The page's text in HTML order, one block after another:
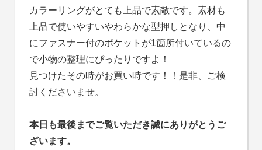
カラーリングがとても上品で素敵です。素材も
上品で使いやすいやわらかな型押しとなり、中
にファスナー付のポケットが1箇所付いているの
で小物の整理にぴったりですよ！
見つけたその時がお買い時です！！是非、ご検
討くださいませ。
本日も最後までご覧いただき誠にありがとうご
ざいます。